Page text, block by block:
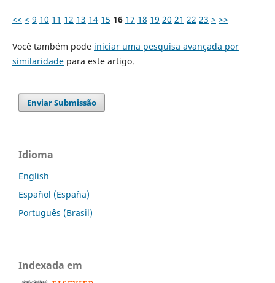
<< < 9 10 11 12 13 14 15 16 17 18 19 20 21 22 23 > >>
Você também pode iniciar uma pesquisa avançada por
similaridadepara este artigo.
Enviar Submissão
Idioma
English
Español (España)
Português (Brasil)
Indexada em